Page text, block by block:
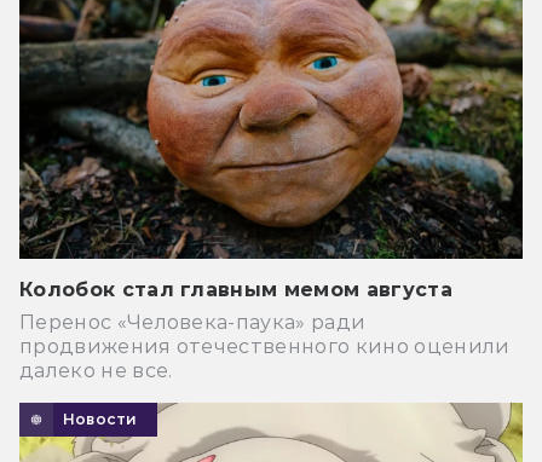
Колобок стал главным мемом августа
Перенос «Человека-паука» ради
продвижения отечественного кино оценили
далеко не все.
Новости